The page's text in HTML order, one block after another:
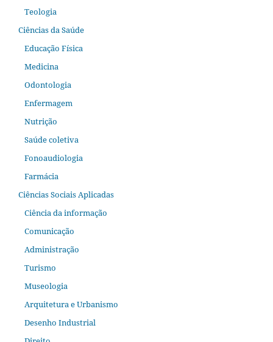
Teologia
Ciências da Saúde
Educação Física
Medicina
Odontologia
Enfermagem
Nutrição
Saúde coletiva
Fonoaudiologia
Farmácia
Ciências Sociais Aplicadas
Ciência da informação
Comunicação
Administração
Turismo
Museologia
Arquitetura e Urbanismo
Desenho Industrial